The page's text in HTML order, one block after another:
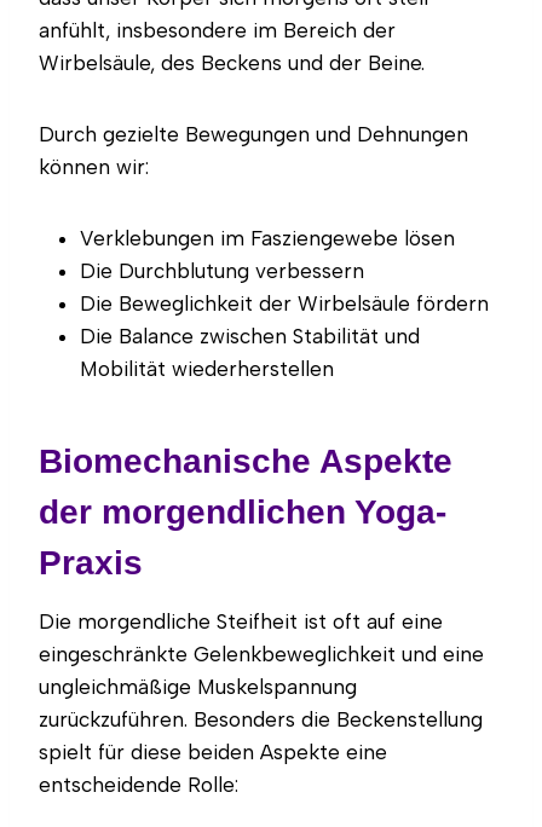
anfühlt, insbesondere im Bereich der
Wirbelsäule, des Beckens und der Beine.
Durch gezielte Bewegungen und Dehnungen
können wir:
Verklebungen im Fasziengewebe lösen
Die Durchblutung verbessern
Die Beweglichkeit der Wirbelsäule fördern
Die Balance zwischen Stabilität und
Mobilität wiederherstellen
Biomechanische Aspekte
der morgendlichen Yoga-
Praxis
Die morgendliche Steifheit ist oft auf eine
eingeschränkte Gelenkbeweglichkeit und eine
ungleichmäßige Muskelspannung
zurückzuführen. Besonders die Beckenstellung
spielt für diese beiden Aspekte eine
entscheidende Rolle: